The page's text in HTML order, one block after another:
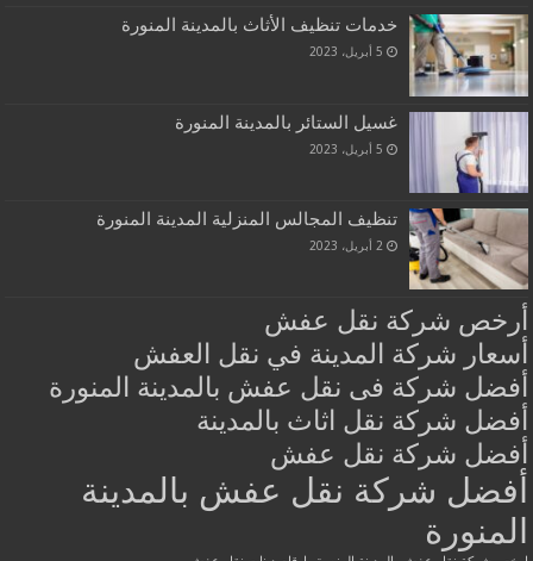
خدمات تنظيف الأثاث بالمدينة المنورة
5 أبريل، 2023
غسيل الستائر بالمدينة المنورة
5 أبريل، 2023
تنظيف المجالس المنزلية المدينة المنورة
2 أبريل، 2023
أرخص شركة نقل عفش
أسعار شركة المدينة في نقل العفش
أفضل شركة فى نقل عفش بالمدينة المنورة
أفضل شركة نقل اثاث بالمدينة
أفضل شركة نقل عفش
أفضل شركة نقل عفش بالمدينة
المنورة